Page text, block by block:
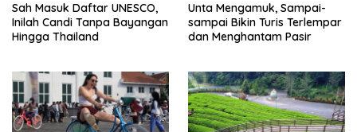
Sah Masuk Daftar UNESCO,
Inilah Candi Tanpa Bayangan
Hingga Thailand
Unta Mengamuk, Sampai-
sampai Bikin Turis Terlempar
dan Menghantam Pasir